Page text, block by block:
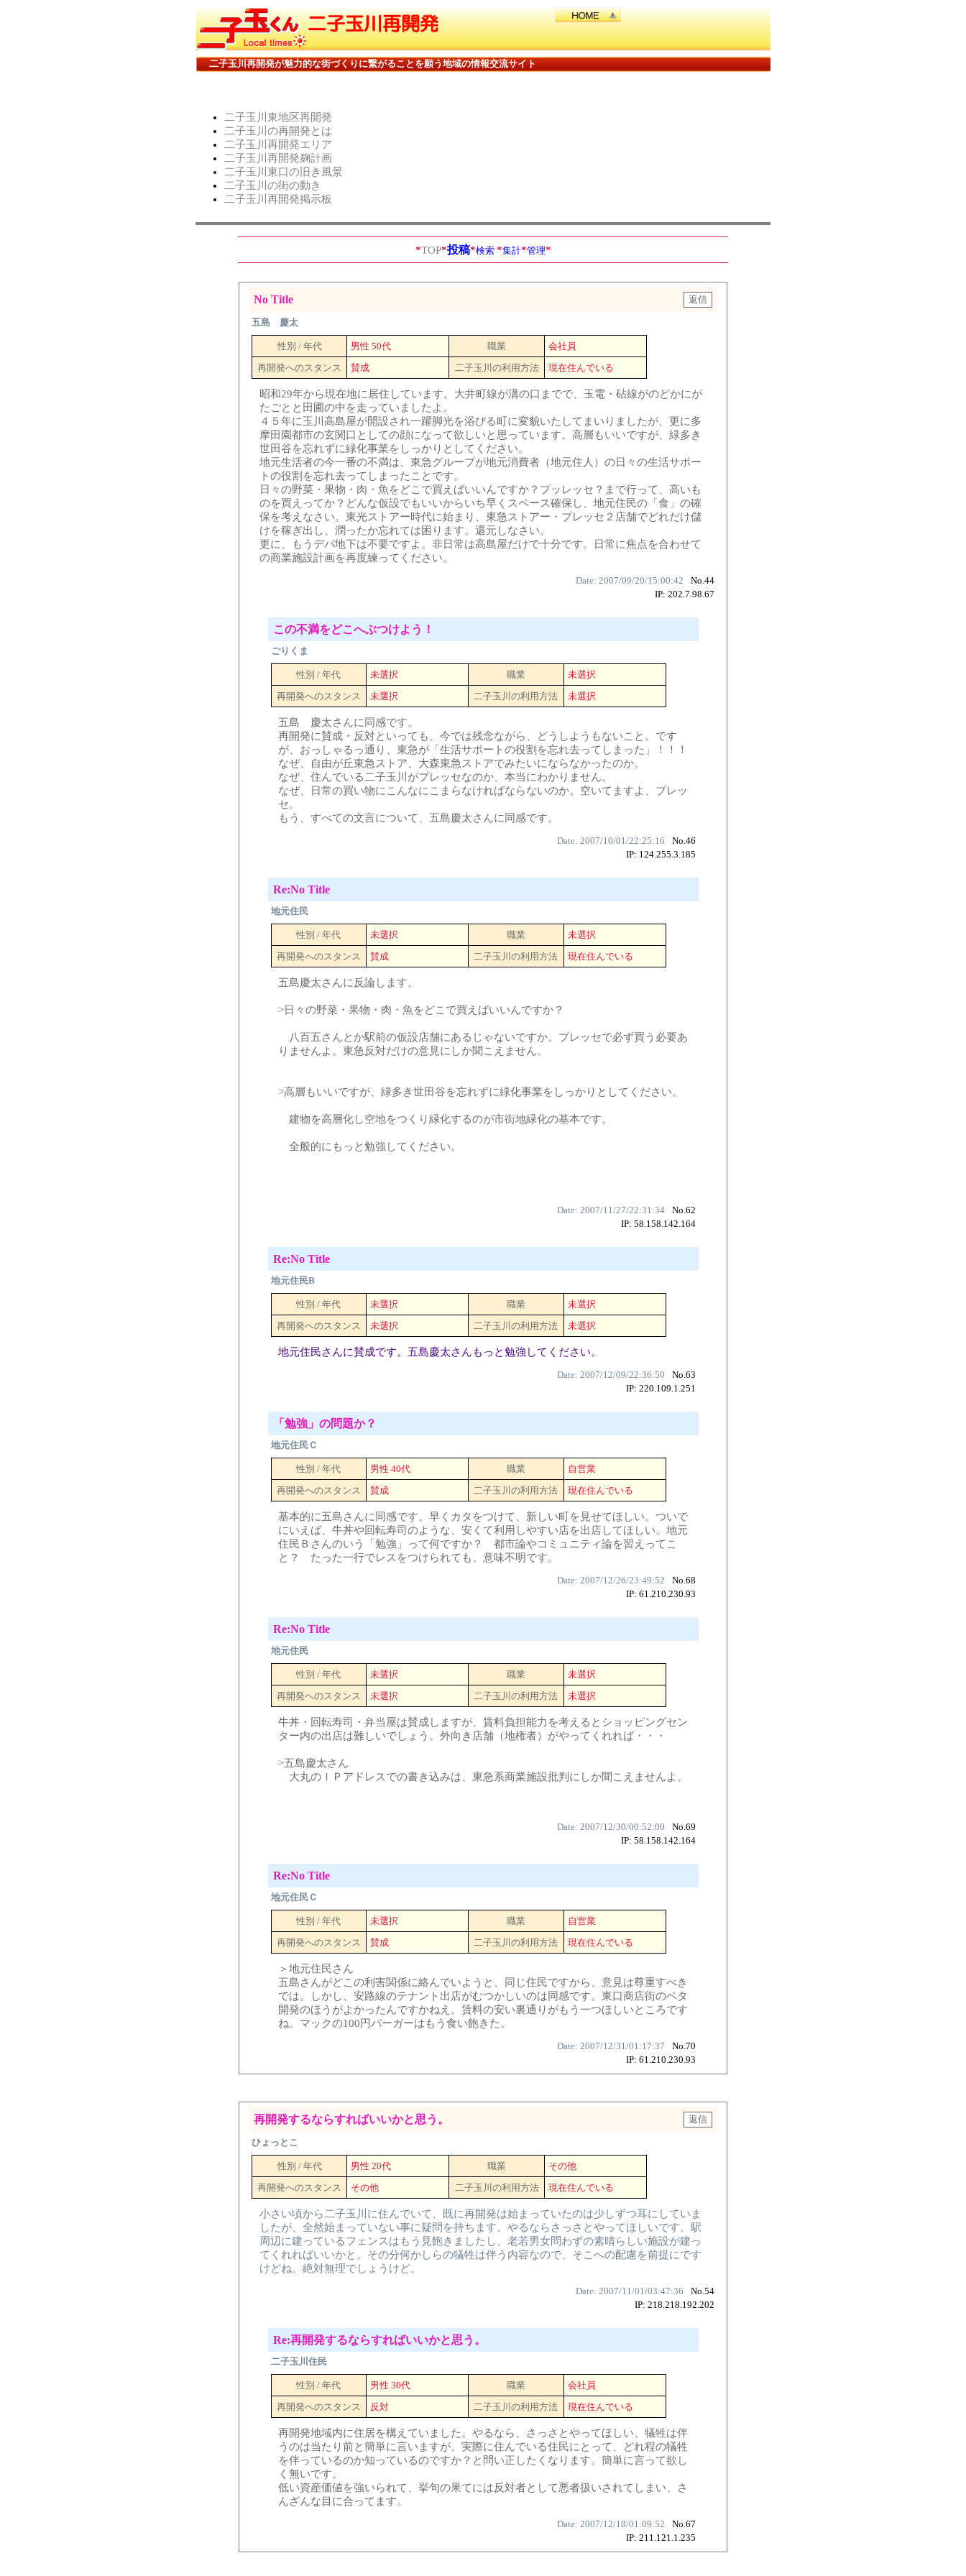
二子玉川再開発が魅力的な街づくりに繋がることを願う地域の情報交流サイト
二子玉川東地区再開発
二子玉川の再開発とは
二子玉川再開発エリア
二子玉川再開発麹計画
二子玉川東口の旧き風景
二子玉川の街の動き
二子玉川再開発掲示板
*TOP*投稿*検索 *集計*管理*
No Title
五島 慶太
性別 / 年代 男性 50代 職業
会社員
再開発へのスタンス
賛成 二子玉川の利用方法 現在住んでいる
昭和29年から現在地に居住しています。大井町線が溝の口までで、玉電・砧線がのどかにが
たごとと田圃の中を走っていましたよ。
４５年に玉川高島屋が開設され一躍脚光を浴びる町に変貌いたしてまいりましたが、更に多
摩田園都市の玄関口としての顔になって欲しいと思っています。高層もいいですが、緑多き
世田谷を忘れずに緑化事業をしっかりとしてください。
地元生活者の今一番の不満は、東急グループが地元消費者（地元住人）の日々の生活サポー
トの役割を忘れ去ってしまったことです。
日々の野菜・果物・肉・魚をどこで買えばいいんですか？プッレッセ？まで行って、高いも
のを買えってか？どんな仮設でもいいからいち早くスペース確保し、地元住民の「食」の確
保を考えなさい。東光ストアー時代に始まり、東急ストアー・プレッセ２店舗でどれだけ儲
けを稼ぎ出し、潤ったか忘れては困ります。還元しなさい。
更に、もうデパ地下は不要ですよ。非日常は高島屋だけで十分です。日常に焦点を合わせて
の商業施設計画を再度練ってください。
Date: 2007/09/20/15:00:42
No.44
IP: 202.7.98.67
この不満をどこへぶつけよう！
ごりくま
性別 / 年代 未選択 職業
未選択
再開発へのスタンス
未選択 二子玉川の利用方法 未選択
五島 慶太さんに同感です。
再開発に賛成・反対といっても、今では残念ながら、どうしようもないこと。です
が、おっしゃるっ通り、東急が「生活サポートの役割を忘れ去ってしまった」！！！
なぜ、自由が丘東急ストア、大森東急ストアでみたいにならなかったのか。
なぜ、住んでいる二子玉川がプレッセなのか、本当にわかりません。
なぜ、日常の買い物にこんなにこまらなければならないのか。空いてますよ、プレッ
セ。
もう、すべての文言について、五島慶太さんに同感です。
Date: 2007/10/01/22:25:16
No.46
IP: 124.255.3.185
Re:No Title
地元住民
性別 / 年代 未選択 職業
未選択
再開発へのスタンス
賛成 二子玉川の利用方法 現在住んでいる
五島慶太さんに反論します。
>日々の野菜・果物・肉・魚をどこで買えばいいんですか？
八百五さんとか駅前の仮設店舗にあるじゃないですか。プレッセで必ず買う必要あ
りませんよ。東急反対だけの意見にしか聞こえません。
>高層もいいですが、緑多き世田谷を忘れずに緑化事業をしっかりとしてください。
建物を高層化し空地をつくり緑化するのが市街地緑化の基本です。
全般的にもっと勉強してください。
Date: 2007/11/27/22:31:34
No.62
IP: 58.158.142.164
Re:No Title
地元住民B
性別 / 年代 未選択 職業
未選択
再開発へのスタンス
未選択 二子玉川の利用方法 未選択
地元住民さんに賛成です。五島慶太さんもっと勉強してください。
Date: 2007/12/09/22:36:50
No.63
IP: 220.109.1.251
「勉強」の問題か？
地元住民Ｃ
性別 / 年代 男性 40代 職業
自営業
再開発へのスタンス
賛成 二子玉川の利用方法 現在住んでいる
基本的に五島さんに同感です。早くカタをつけて、新しい町を見せてほしい。ついで
にいえば、牛丼や回転寿司のような、安くて利用しやすい店を出店してほしい。地元
住民Ｂさんのいう「勉強」って何ですか？ 都市論やコミュニティ論を習えってこ
と？ たった一行でレスをつけられても、意味不明です。
Date: 2007/12/26/23:49:52
No.68
IP: 61.210.230.93
Re:No Title
地元住民
性別 / 年代 未選択 職業
未選択
再開発へのスタンス
未選択 二子玉川の利用方法 未選択
牛丼・回転寿司・弁当屋は賛成しますが、賃料負担能力を考えるとショッピングセン
ター内の出店は難しいでしょう。外向き店舗（地権者）がやってくれれば・・・
>五島慶太さん
大丸のＩＰアドレスでの書き込みは、東急系商業施設批判にしか聞こえませんよ。
Date: 2007/12/30/00:52:00
No.69
IP: 58.158.142.164
Re:No Title
地元住民Ｃ
性別 / 年代 未選択 職業
自営業
再開発へのスタンス
賛成 二子玉川の利用方法 現在住んでいる
＞地元住民さん
五島さんがどこの利害関係に絡んでいようと、同じ住民ですから、意見は尊重すべき
では。しかし、安路線のテナント出店がむつかしいのは同感です。東口商店街のベタ
開発のほうがよかったんですかねえ。賃料の安い裏通りがもう一つほしいところです
ね。マックの100円バーガーはもう食い飽きた。
Date: 2007/12/31/01:17:37
No.70
IP: 61.210.230.93
再開発するならすればいいかと思う。
ひょっとこ
性別 / 年代 男性 20代 職業
その他
再開発へのスタンス
その他 二子玉川の利用方法 現在住んでいる
小さい頃から二子玉川に住んでいて、既に再開発は始まっていたのは少しずつ耳にしていま
したが、全然始まっていない事に疑問を持ちます。やるならさっさとやってほしいです。駅
周辺に建っているフェンスはもう見飽きましたし、老若男女問わずの素晴らしい施設が建っ
てくれればいいかと。その分何かしらの犠牲は伴う内容なので、そこへの配慮を前提にです
けどね。絶対無理でしょうけど。
Date: 2007/11/01/03:47:36
No.54
IP: 218.218.192.202
Re:再開発するならすればいいかと思う。
二子玉川住民
性別 / 年代 男性 30代 職業
会社員
再開発へのスタンス
反対 二子玉川の利用方法 現在住んでいる
再開発地域内に住居を構えていました。やるなら、さっさとやってほしい、犠牲は伴
うのは当たり前と簡単に言いますが、実際に住んでいる住民にとって、どれ程の犠牲
を伴っているのか知っているのですか？と問い正したくなります。簡単に言って欲し
く無いです。
低い資産価値を強いられて、挙句の果てには反対者として悪者扱いされてしまい、さ
んざんな目に合ってます。
Date: 2007/12/18/01:09:52
No.67
IP: 211.121.1.235